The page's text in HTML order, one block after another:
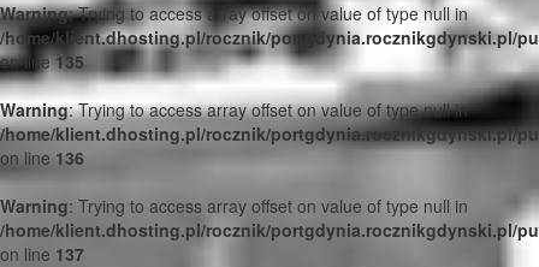
Warning: Trying to access array offset on value of type null in
/home/klient.dhosting.pl/rocznik/portgdynia.rocznikgdynski.pl/
on line135
Warning: Trying to access array offset on value of type null in
/home/klient.dhosting.pl/rocznik/portgdynia.rocznikgdynski.pl/
on line 136
Warning: Trying to access array offset on value of type null in
/home/klient.dhosting.pl/rocznik/portgdynia.rocznikgdynski.pl/
on line 137